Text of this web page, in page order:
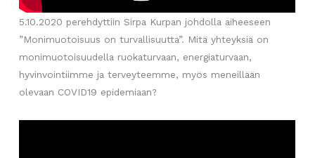
5.10.2020 perehdyttiin Sirpa Kurpan johdolla aiheeseen
”Monimuotoisuus on turvallisuutta”. Mitä yhteyksiä on
monimuotoisuudella ruokaturvaan, energiaturvaan,
hyvinvointiimme ja terveyteemme, myös meneillään
olevaan COVID19 epidemiaan?